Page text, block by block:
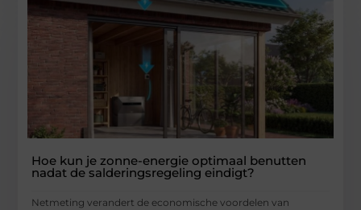
Hoe kun je zonne-energie optimaal benutten
nadat de salderingsregeling eindigt?
Netmeting verandert de economische voordelen van